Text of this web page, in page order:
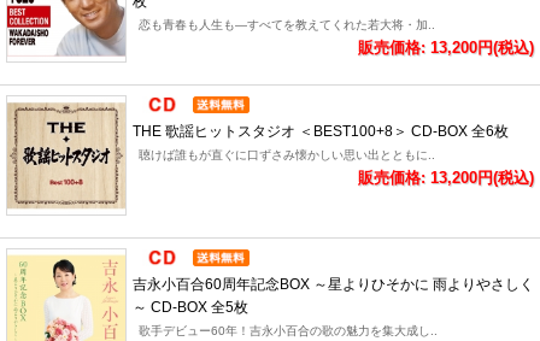
恋も青春も人生も―すべてを教えてくれた若大将・加..
販売価格: 13,200円(税込)
THE 歌謡ヒットスタジオ ＜BEST100+8＞ CD-BOX 全6枚
聴けば誰もが直ぐに口ずさみ懐かしい思い出とともに..
販売価格: 13,200円(税込)
吉永小百合60周年記念BOX ～星よりひそかに 雨よりやさしく
～ CD-BOX 全5枚
歌手デビュー60年！吉永小百合の歌の魅力を集大成し..